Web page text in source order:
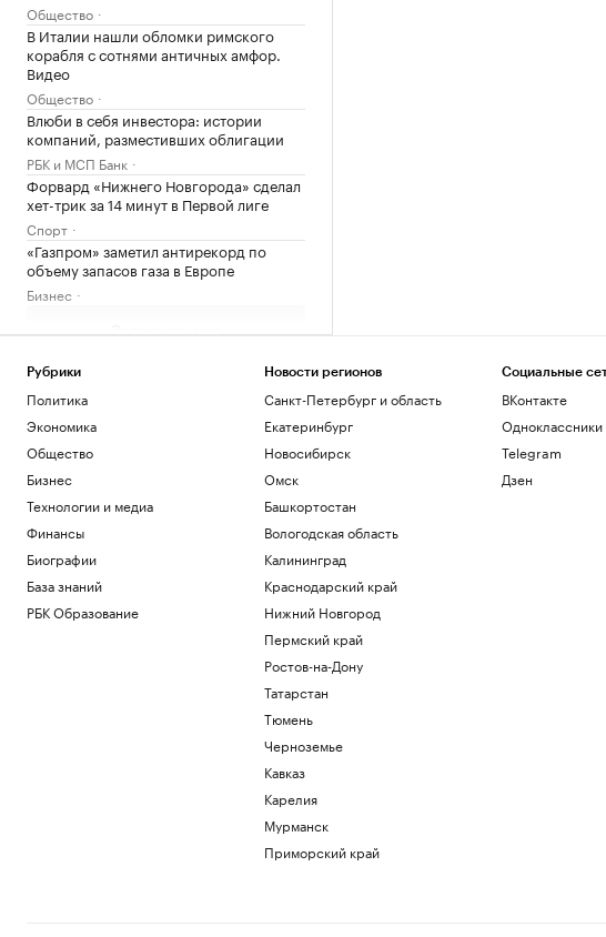
Общество
В Италии нашли обломки римского
корабля с сотнями античных амфор.
Видео
Общество
Влюби в себя инвестора: истории
компаний, разместивших облигации
РБК и МСП Банк
Форвард «Нижнего Новгорода» сделал
хет-трик за 14 минут в Первой лиге
Спорт
«Газпром» заметил антирекорд по
объему запасов газа в Европе
Бизнес
Загрузить еще
Рубрики
Политика
Экономика
Общество
Бизнес
Технологии и медиа
Финансы
Биографии
База знаний
РБК Образование
Новости регионов
Санкт-Петербург и область
Екатеринбург
Новосибирск
Омск
Башкортостан
Вологодская область
Калининград
Краснодарский край
Нижний Новгород
Пермский край
Ростов-на-Дону
Татарстан
Тюмень
Черноземье
Кавказ
Карелия
Мурманск
Приморский край
Социальные
ВКонтакте
Одноклассники
Telegram
Дзен